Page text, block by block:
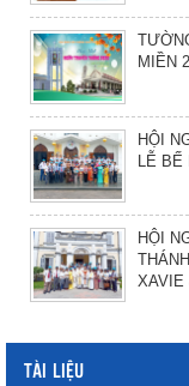
MIỀN
HỘI
LỄ BẾ
HỘI
XAVIE
TÀI LIỆU